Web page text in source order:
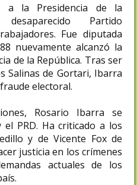
a la Presidencia de la
Partido
Fue diputada
nuevamente alcanzó la
de la República. Tras ser
Salinas de Gortari, Ibarra
electoral.
Rosario Ibarra se
PRD. Ha criticado a los
y de Vicente Fox de
justicia en los crímenes
actuales de los